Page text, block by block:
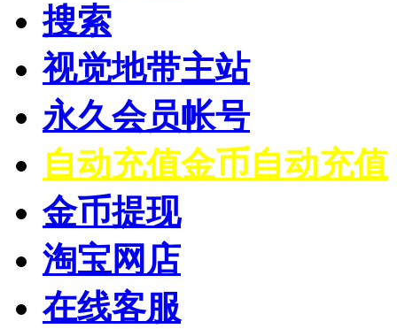
搜索
视觉地带主站
永久会员帐号
自动充值金币自动充值
金币提现
淘宝网店
在线客服